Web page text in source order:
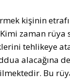
kişinin
zaman
tehlikeye
Bu